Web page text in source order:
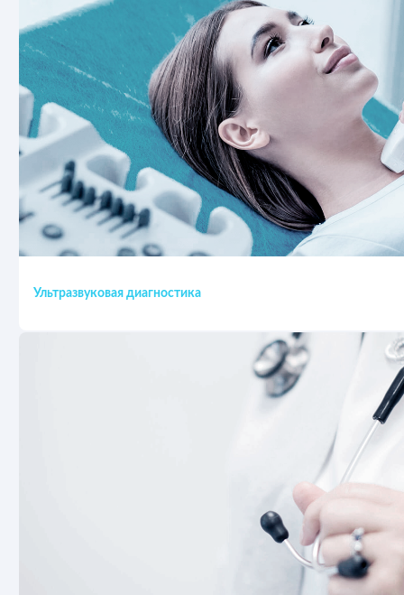
Ультразвуковая диагностика